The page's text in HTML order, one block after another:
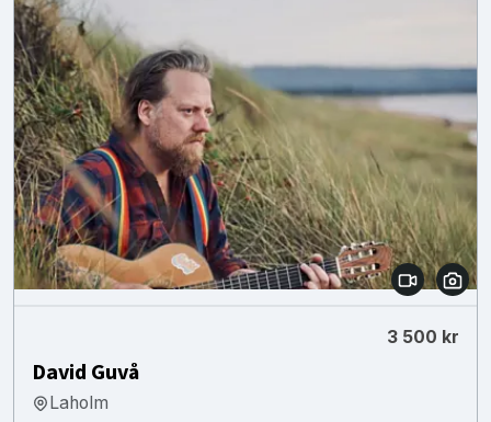
3 500 kr
David Guvå
Laholm